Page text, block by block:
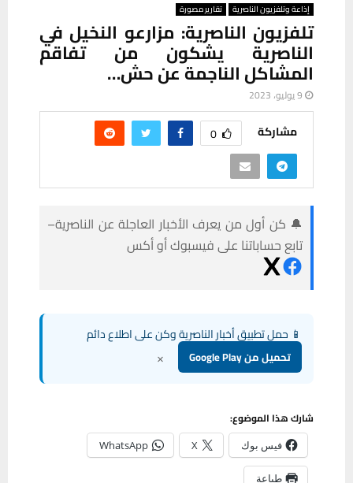
إذاعة وتلفزيون الناصرية تقارير مصورة
تلفزيون الناصرية: مزارعو النخيل في
الناصرية يشكون من تفاقم
المشاكل الناجمة عن حش…
9 يوليو، 2023
مشاركة 0
🔔 كن أول من يعرف الأخبار العاجلة عن الناصرية–
تابع حساباتنا على فيسبوك أو أكس
📱 حمل تطبيق أخبار الناصرية وكن على اطلاع دائم
تحميل من Google Play ×
شارك هذا الموضوع:
فيس بوك X
WhatsApp
طباعة